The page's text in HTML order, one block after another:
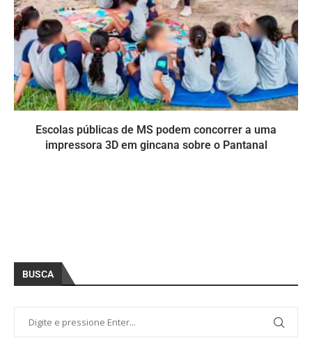
Escolas públicas de MS podem concorrer a uma
impressora 3D em gincana sobre o Pantanal
BUSCA